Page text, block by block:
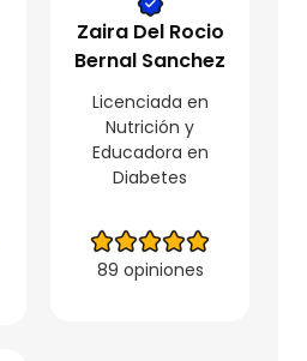
Zaira Del Rocio
Bernal Sanchez
Licenciada en
Nutrición y
Educadora en
Diabetes
89 opiniones